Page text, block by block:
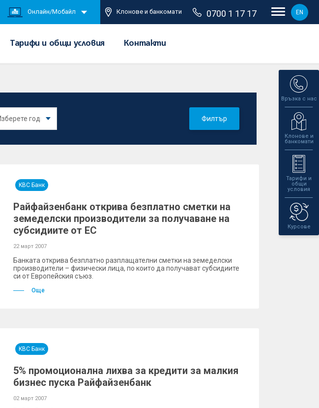
Онлайн/Мобайл Клонове и банкомати 0700 1 17 17 EN
Тарифи и общи условия Контакти
Връзка с нас
Клонове и
банкомати
Тарифи и
общи
условия
Курсове
Филтър
KBC Банк
Райфайзенбанк открива безплатно сметки на
земеделски производители за получаване на
субсидиите от ЕС
22 март 2007
Банката открива безплатно разплащателни сметки на земеделски
производители – физически лица, по които да получават субсидиите
си от Европейския съюз.
Още
KBC Банк
5% промоционална лихва за кредити за малкия
бизнес пуска Райфайзенбанк
02 март 2007